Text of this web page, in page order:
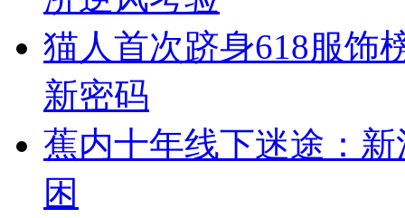
猫人首次跻身618服饰
新密码
蕉内十年线下迷途：
困